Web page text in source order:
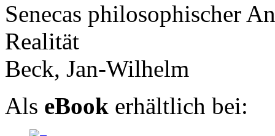
Senecas philosophischer
Realität
Beck, Jan-Wilhelm
Als eBook erhältlich bei: